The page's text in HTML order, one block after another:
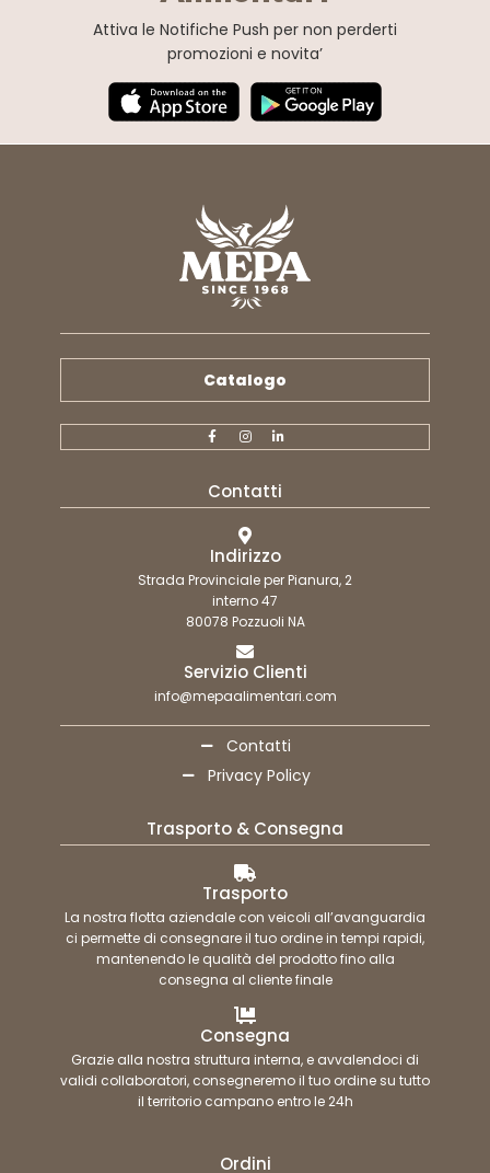
Attiva le Notifiche Push per non perderti
promozioni e novita’
Catalogo
Contatti
Indirizzo
Strada Provinciale per Pianura, 2
interno 47
80078 Pozzuoli NA
Servizio Clienti
info@mepaalimentari.com
Contatti
Privacy Policy
Trasporto & Consegna
Trasporto
La nostra flotta aziendale con veicoli all’avanguardia
ci permette di consegnare il tuo ordine in tempi rapidi,
mantenendo le qualità del prodotto fino alla
consegna al cliente finale
Consegna
Grazie alla nostra struttura interna, e avvalendoci di
validi collaboratori, consegneremo il tuo ordine su tutto
il territorio campano entro le 24h
Ordini